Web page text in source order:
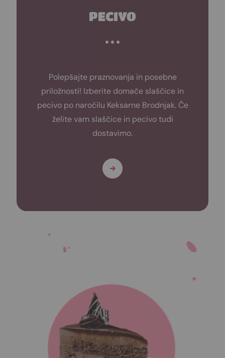
PECIVO
Polepšajte praznovanja in posebne
priložnosti! Izberite domače slaščice in
pecivo po naročilu Keksarne Brodnjak. Če
želite vam slaščice in pecivo tudi
dostavimo.